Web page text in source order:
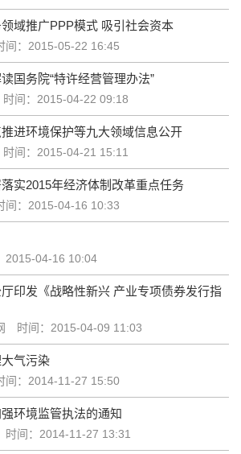
域推广PPP模式 吸引社会资本
间：2015-05-22 16:45
国务院“特许经营管理办法”
时间：2015-04-22 09:18
进环境保护等九大领域信息公开
时间：2015-04-21 15:11
实2015年经济体制改革重点任务
间：2015-04-16 10:33
2015-04-16 10:04
印发《战略性新兴 产业专项债券发行指
时间：2015-04-09 11:03
气污染
间：2014-11-27 15:50
环境监管执法的通知
时间：2014-11-27 13:31